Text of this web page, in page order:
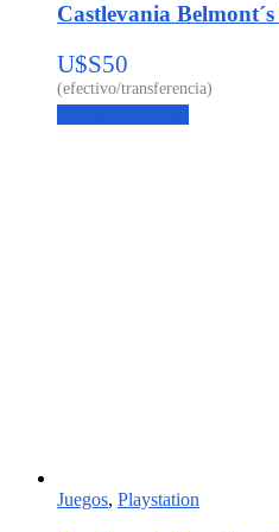
Castlevania
U$S50
Juegos, Playstation